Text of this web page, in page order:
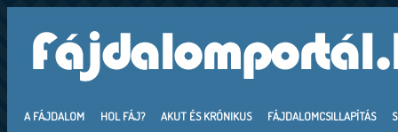
A FÁJDALOM HOL FÁJ? AKUT ÉS KRÓNIKUS FÁJDALOMCSILLAPÍTÁS